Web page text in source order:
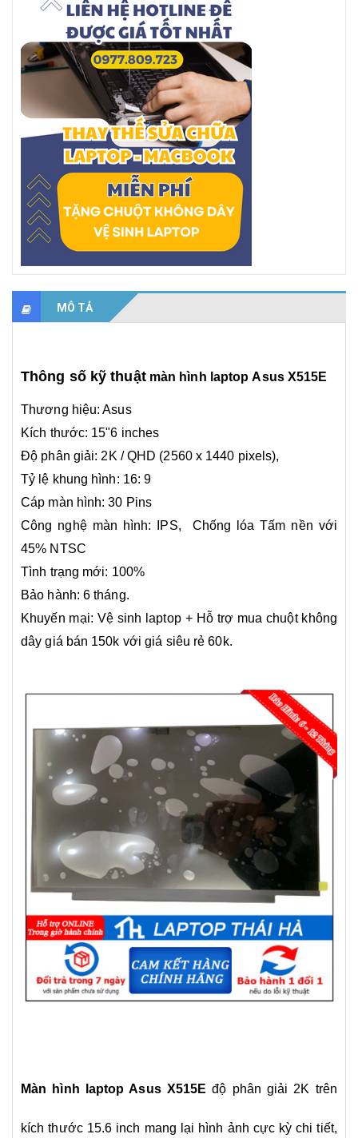
MÔ TẢ
Thông số kỹ thuật màn hình laptopAsus X515E
Thương hiệu: Asus
Kích thước: 15"6 inches
Độ phân giải: 2K / QHD (2560 x 1440 pixels),
Tỷ lệ khung hình: 16: 9
Cáp màn hình: 30 Pins
Công nghệ màn hình: IPS, Chống lóa Tấm nền với
45% NTSC
Tình trạng mới: 100%
Bảo hành: 6 tháng.
Khuyến mại: Vệ sinh laptop + Hỗ trợ mua chuột không
dây giá bán 150k với giá siêu rẻ 60k.
Màn hình laptop Asus X515E độ phân giải 2K trên
kích thước 15.6 inch mang lại hình ảnh cực kỳ chi tiết,